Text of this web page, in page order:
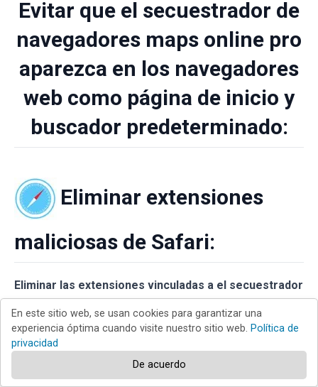
Evitar que el secuestrador de
navegadores maps online pro
aparezca en los navegadores
web como página de inicio y
buscador predeterminado:
Eliminar extensiones
maliciosas de Safari:
Eliminar las extensiones vinculadas a el secuestrador
En este sitio web, se usan cookies para garantizar una
experiencia óptima cuando visite nuestro sitio web. Política de
privacidad
De acuerdo